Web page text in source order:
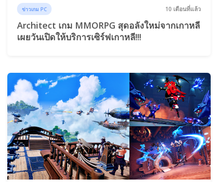
ข่าวเกม PC 10 เดือนที่แล้ว
Architect เกม MMORPG สุดอลังใหม่จากเกาหลี
เผยวันเปิดให้บริการเซิร์ฟเกาหลี!!!